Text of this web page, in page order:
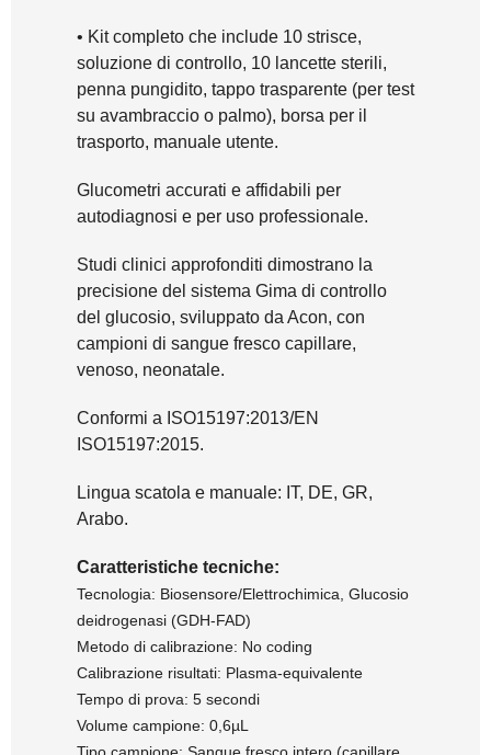
• Kit completo che include 10 strisce,
soluzione di controllo, 10 lancette sterili,
penna pungidito, tappo trasparente (per test
su avambraccio o palmo), borsa per il
trasporto, manuale utente.
Glucometri accurati e affidabili per
autodiagnosi e per uso professionale.
Studi clinici approfonditi dimostrano la
precisione del sistema Gima di controllo
del glucosio, sviluppato da Acon, con
campioni di sangue fresco capillare,
venoso, neonatale.
Conformi a ISO15197:2013/EN
ISO15197:2015.
Lingua scatola e manuale: IT, DE, GR,
Arabo.
Caratteristiche tecniche:
Tecnologia: Biosensore/Elettrochimica, Glucosio
deidrogenasi (GDH-FAD)
Metodo di calibrazione: No coding
Calibrazione risultati: Plasma-equivalente
Tempo di prova: 5 secondi
Volume campione: 0,6µL